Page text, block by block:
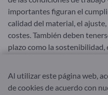
importantes figuran el
calidad del material, el
costes. También deben
plazo como la sostenibilidad,
La ropa de trabajo puede
Al utilizar este página web,
de cookies de acuerdo con